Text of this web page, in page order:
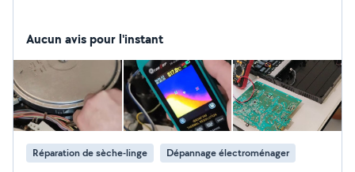
Aucun avis pour l'instant
Réparation de sèche-linge Dépannage électroménager